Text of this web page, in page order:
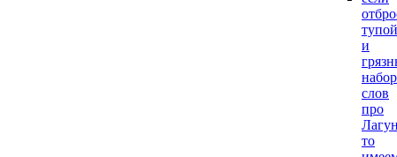
тупой
и
набор
слов
про
то